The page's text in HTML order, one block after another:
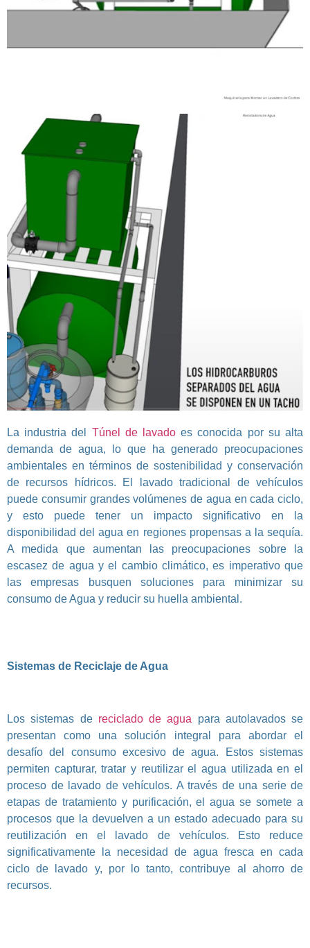
La industria del Túnel de lavado es conocida por su alta
demanda de agua, lo que ha generado preocupaciones
ambientales en términos de sostenibilidad y conservación
de recursos hídricos. El lavado tradicional de vehículos
puede consumir grandes volúmenes de agua en cada ciclo,
y esto puede tener un impacto significativo en la
disponibilidad del agua en regiones propensas a la sequía.
A medida que aumentan las preocupaciones sobre la
escasez de agua y el cambio climático, es imperativo que
las empresas busquen soluciones para minimizar su
consumo de Agua y reducir su huella ambiental.
Sistemas de Reciclaje de Agua
Los sistemas de reciclado de agua para autolavados se
presentan como una solución integral para abordar el
desafío del consumo excesivo de agua. Estos sistemas
permiten capturar, tratar y reutilizar el agua utilizada en el
proceso de lavado de vehículos. A través de una serie de
etapas de tratamiento y purificación, el agua se somete a
procesos que la devuelven a un estado adecuado para su
reutilización en el lavado de vehículos. Esto reduce
significativamente la necesidad de agua fresca en cada
ciclo de lavado y, por lo tanto, contribuye al ahorro de
recursos.